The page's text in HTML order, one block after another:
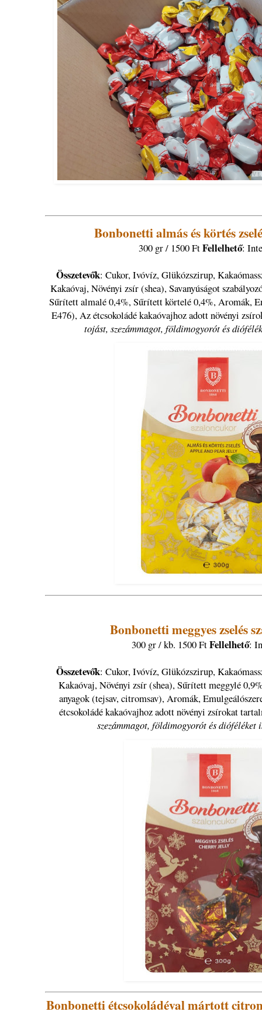
Bonbonetti almás és körtés
300 gr / 1500 FtFellelhető:
Összetevők: Cukor, Ivóvíz, Glükózszirup,
Kakaóvaj, Növényi zsír (shea), Savanyúságot
Sűrített almalé 0,4%, Sűrített körtelé 0,4%, Aromák,
E476), Az étcsokoládé kakaóvajhoz adott növényi
tojást, szezámmagot, földimogyorót és
Bonbonetti meggyes zselés
300 gr / kb. 1500 FtFellelhető:
Összetevők: Cukor, Ivóvíz, Glükózszirup,
Kakaóvaj, Növényi zsír (shea), Sűrített meggylé
anyagok (tejsav, citromsav), Aromák,
étcsokoládé kakaóvajhoz adott növényi zsírokat
szezámmagot, földimogyorót és
Bonbonetti étcsokoládéval mártott